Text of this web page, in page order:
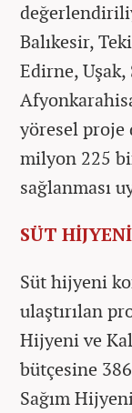
Balıkesir,
Edirne,
yöresel
milyon 225
sağlanması
SÜT
Süt hijyeni
ulaştırılan
Hijyeni ve
bütçesine
Sağım